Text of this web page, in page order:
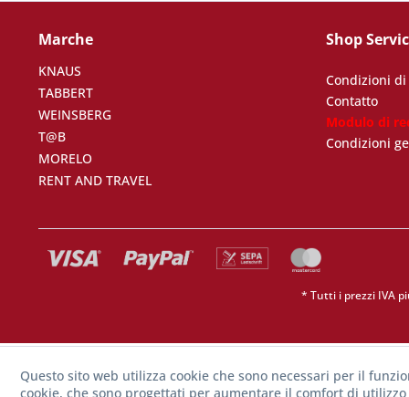
Marche
KNAUS
TABBERT
WEINSBERG
T@B
MORELO
RENT AND TRAVEL
Shop
Condizioni di
Contatto
Modulo di
Condizioni
* Tutti i prezzi IVA
Questo sito web utilizza cookie che sono necessari per il
cookie, che sono progettati per aumentare il comfort di